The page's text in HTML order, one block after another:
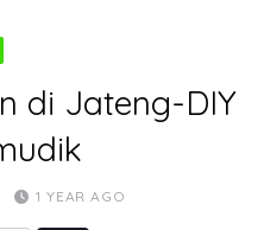
di Jateng-DIY
1 YEAR AGO